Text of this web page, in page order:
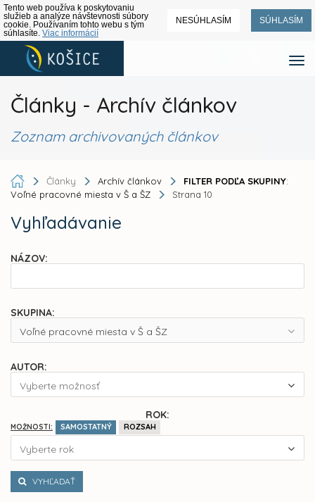
Tento web používa k poskytovaniu
služieb a analýze návštevnosti súbory
cookie. Používaním tohto webu s tým
súhlasíte. Viac informácií
NESÚHLASÍM SÚHLASÍM
Články - Archív článkov
Zoznam archivovaných článkov
Články Archív článkov FILTER PODĽA SKUPINY:
Voľné pracovné miesta v Š a ŠZ
Strana 10
Vyhľadávanie
NÁZOV:
SKUPINA:
Voľné pracovné miesta v Š a ŠZ
AUTOR:
Vyberte možnosť
ROK:
MOŽNOSTI: SAMOSTATNÝ ROZSAH
Vyberte rok
VYHĽADAŤ